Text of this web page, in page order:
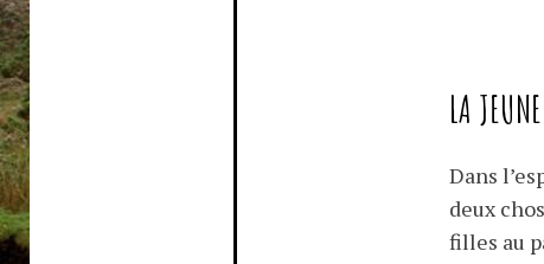
LA
Dans
deux
filles au